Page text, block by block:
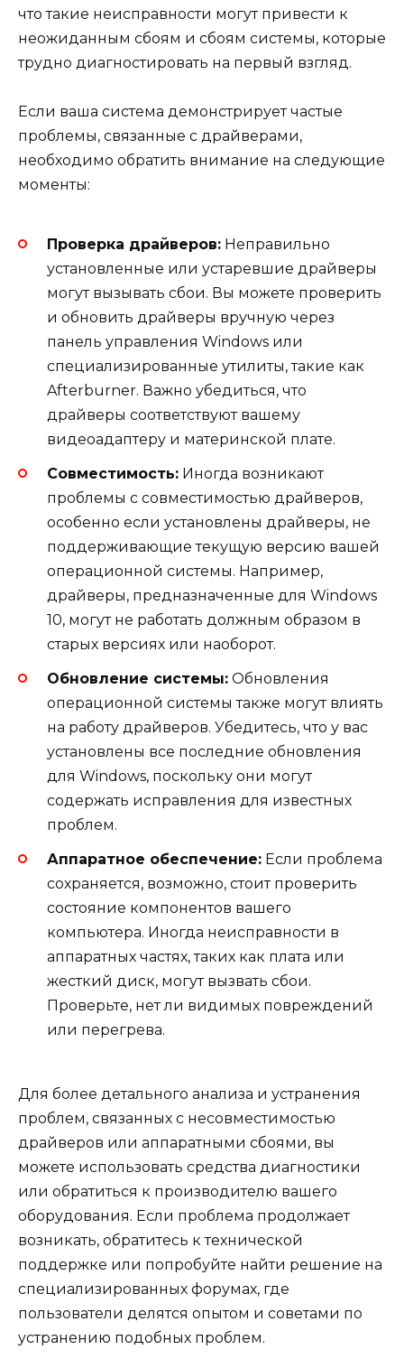
что такие неисправности могут привести к
неожиданным сбоям и сбоям системы, которые
трудно диагностировать на первый взгляд.
Если ваша система демонстрирует частые
проблемы, связанные с драйверами,
необходимо обратить внимание на следующие
моменты:
Проверка драйверов: Неправильно
установленные или устаревшие драйверы
могут вызывать сбои. Вы можете проверить
и обновить драйверы вручную через
панель управления Windows или
специализированные утилиты, такие как
Afterburner. Важно убедиться, что
драйверы соответствуют вашему
видеоадаптеру и материнской плате.
Совместимость: Иногда возникают
проблемы с совместимостью драйверов,
особенно если установлены драйверы, не
поддерживающие текущую версию вашей
операционной системы. Например,
драйверы, предназначенные для Windows
10, могут не работать должным образом в
старых версиях или наоборот.
Обновление системы: Обновления
операционной системы также могут влиять
на работу драйверов. Убедитесь, что у вас
установлены все последние обновления
для Windows, поскольку они могут
содержать исправления для известных
проблем.
Аппаратное обеспечение: Если проблема
сохраняется, возможно, стоит проверить
состояние компонентов вашего
компьютера. Иногда неисправности в
аппаратных частях, таких как плата или
жесткий диск, могут вызвать сбои.
Проверьте, нет ли видимых повреждений
или перегрева.
Для более детального анализа и устранения
проблем, связанных с несовместимостью
драйверов или аппаратными сбоями, вы
можете использовать средства диагностики
или обратиться к производителю вашего
оборудования. Если проблема продолжает
возникать, обратитесь к технической
поддержке или попробуйте найти решение на
специализированных форумах, где
пользователи делятся опытом и советами по
устранению подобных проблем.